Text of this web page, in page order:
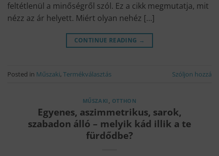
feltétlenül a minőségről szól. Ez a cikk megmutatja, mit
nézz az ár helyett. Miért olyan nehéz […]
CONTINUE READING →
Posted in Műszaki, Termékválasztás Szóljon hozzá
MŰSZAKI , OTTHON
Egyenes, aszimmetrikus, sarok,
szabadon álló – melyik kád illik a te
fürdődbe?